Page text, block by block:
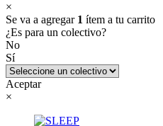
×
Se va a agregar 1 ítem a tu carrito
¿Es para un colectivo?
No
Sí
Aceptar
×